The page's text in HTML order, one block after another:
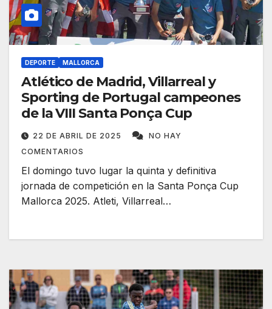
DEPORTE MALLORCA
Atlético de Madrid, Villarreal y
Sporting de Portugal campeones
de la VIII Santa Ponça Cup
22 DE ABRIL DE 2025
NO HAY
COMENTARIOS
El domingo tuvo lugar la quinta y definitiva
jornada de competición en la Santa Ponça Cup
Mallorca 2025. Atleti, Villarreal…